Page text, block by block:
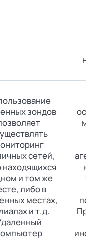
зондов
сетей,
находящихся
и том же
либо в
местах,
и т.д.
При